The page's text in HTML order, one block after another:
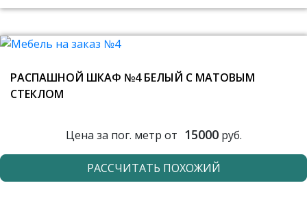
РАСПАШНОЙ ШКАФ №4 БЕЛЫЙ С МАТОВЫМ
СТЕКЛОМ
Цена за пог. метр от 15000руб.
РАССЧИТАТЬ ПОХОЖИЙ